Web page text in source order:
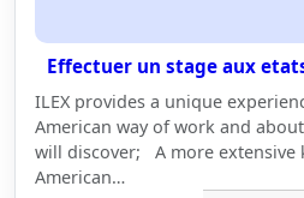
Effectuer un stage aux
ILEX provides a unique
American way of work and
will discover; A more extensive
American…